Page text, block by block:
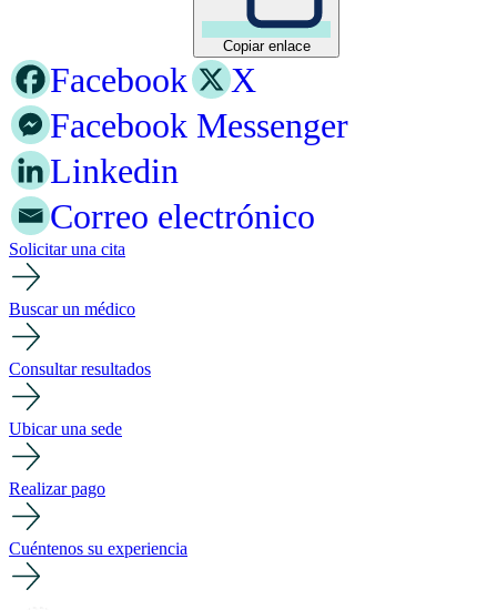
Copiar enlace
Facebook
X
Facebook Messenger
Linkedin
Correo electrónico
Solicitar una cita
Buscar un médico
Consultar resultados
Ubicar una sede
Realizar pago
Cuéntenos su experiencia